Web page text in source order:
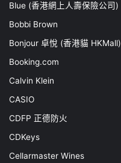
Blue (香港網上人壽保險公司)
Bobbi Brown
Bonjour 卓悅 (香港貓 HKMall)
Booking.com
Calvin Klein
CASIO
CDFP 正德防火
CDKeys
Cellarmaster Wines